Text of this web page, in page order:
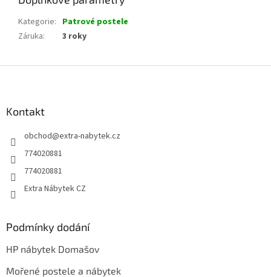
Kategorie: Patrové postele
Záruka: 3 roky
Kontakt
obchod@extra-nabytek.cz
774020881
774020881
Extra Nábytek CZ
Podmínky dodání
HP nábytek Domašov
Mořené postele a nábytek